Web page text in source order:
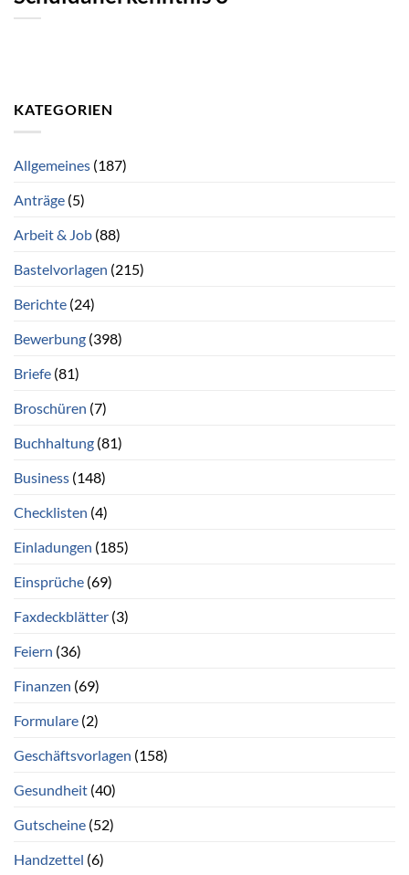
KATEGORIEN
Allgemeines (187)
Anträge (5)
Arbeit & Job (88)
Bastelvorlagen (215)
Berichte (24)
Bewerbung (398)
Briefe (81)
Broschüren (7)
Buchhaltung (81)
Business (148)
Checklisten (4)
Einladungen (185)
Einsprüche (69)
Faxdeckblätter (3)
Feiern (36)
Finanzen (69)
Formulare (2)
Geschäftsvorlagen (158)
Gesundheit (40)
Gutscheine (52)
Handzettel (6)